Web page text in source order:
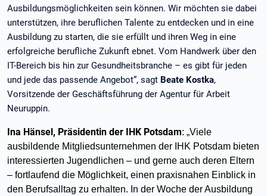
Ausbildungsmöglichkeiten sein können. Wir möchten sie dabei
unterstützen, ihre beruflichen Talente zu entdecken und in eine
Ausbildung zu starten, die sie erfüllt und ihren Weg in eine
erfolgreiche berufliche Zukunft ebnet. Vom Handwerk über den
IT-Bereich bis hin zur Gesundheitsbranche – es gibt für jeden
und jede das passende Angebot“, sagt Beate Kostka,
Vorsitzende der Geschäftsführung der Agentur für Arbeit
Neuruppin.
Ina Hänsel, Präsidentin der IHK Potsdam: „Viele
ausbildende Mitgliedsunternehmen der IHK Potsdam bieten
interessierten Jugendlichen – und gerne auch deren Eltern
– fortlaufend die Möglichkeit, einen praxisnahen Einblick in
den Berufsalltag zu erhalten. In der Woche der Ausbildung